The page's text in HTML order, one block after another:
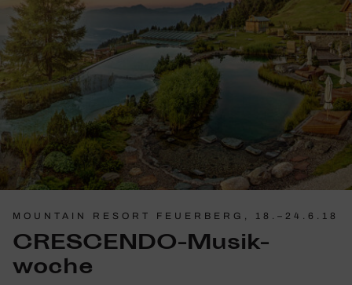
MOUNTAIN RESORT FEUERBERG, 18.–24.6.18
CRESCENDO-Musik­
woche